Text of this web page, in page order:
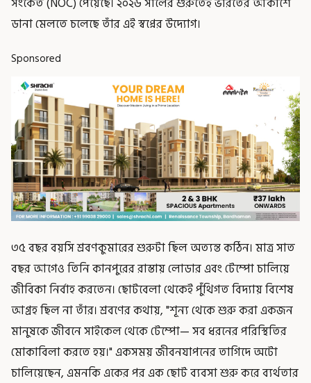
ডানা মেলতে চলেছে তাঁর এই স্বপ্নের উদ্যোগ।
Sponsored
৩৫ বছর বয়সি শ্রবণকুমারের শুরুটা ছিল অত্যন্ত কঠিন। মাত্র সাত
বছর আগেও তিনি কানপুরের রাস্তায় লোডার এবং টেম্পো চালিয়ে
জীবিকা নির্বাহ করতেন। ছোটবেলা থেকেই পুঁথিগত বিদ্যায় বিশেষ
আগ্রহ ছিল না তাঁর। শ্রবণের কথায়, "শূন্য থেকে শুরু করা একজন
মানুষকে জীবনে সাইকেল থেকে টেম্পো— সব ধরনের পরিস্থিতির
মোকাবিলা করতে হয়।" একসময় জীবনযাপনের তাগিদে অটো
চালিয়েছেন, এমনকি একের পর এক ছোট ব্যবসা শুরু করে ব্যর্থতার